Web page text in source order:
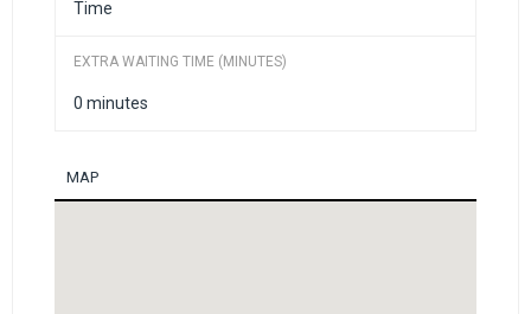
EXTRA WAITING TIME (MINUTES)
MAP